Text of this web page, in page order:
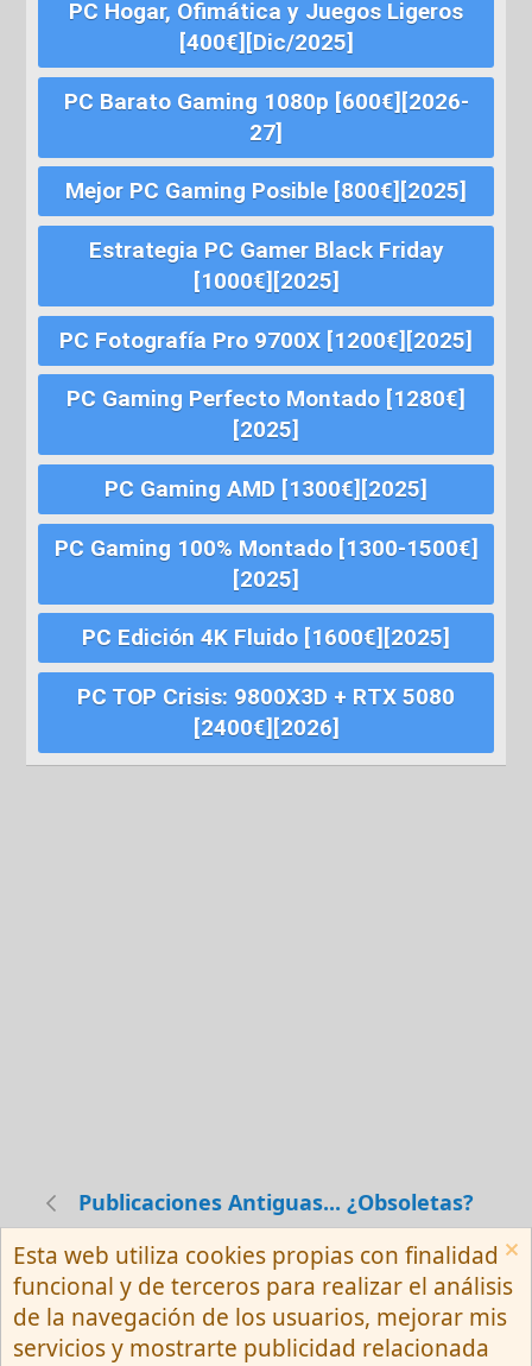
PC Hogar, Ofimática y Juegos Ligeros
[400€][Dic/2025]
PC Barato Gaming 1080p [600€][2026-
27]
Mejor PC Gaming Posible [800€][2025]
Estrategia PC Gamer Black Friday
[1000€][2025]
PC Fotografía Pro 9700X [1200€][2025]
PC Gaming Perfecto Montado [1280€]
[2025]
PC Gaming AMD [1300€][2025]
PC Gaming 100% Montado [1300-1500€]
[2025]
PC Edición 4K Fluido [1600€][2025]
PC TOP Crisis: 9800X3D + RTX 5080
[2400€][2026]
Publicaciones Antiguas... ¿Obsoletas?
Español (Neutro) Tu
Contactarnos
Términos y reglas
Privacy policy
Ayuda
R
S
Esta web utiliza cookies propias con finalidad
funcional y de terceros para realizar el análisis
de la navegación de los usuarios, mejorar mis
servicios y mostrarte publicidad relacionada